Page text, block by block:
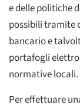
e delle politiche
possibili tramite
bancario e
portafogli
normative locali.
Per effettuare